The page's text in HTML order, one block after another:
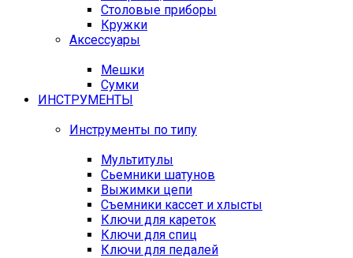
Столовые приборы
Кружки
Аксессуары
Мешки
Сумки
ИНСТРУМЕНТЫ
Инструменты по типу
Мультитулы
Сьемники шатунов
Выжимки цепи
Съемники кассет и хлысты
Ключи для кареток
Ключи для спиц
Ключи для педалей